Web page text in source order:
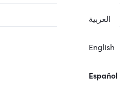
العربية
English
Español